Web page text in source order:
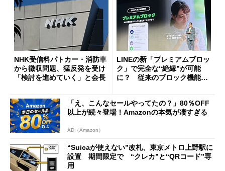
NHK受信料パトカー・消防車
から徴収問題、猛反発を受け
「検討を進めていく」と会長
LINEの新「プレミアムブロッ
ク」で完全な“絶縁”が可能
に？ 従来のブロック機能と
「え、こんなセールやってたの？」80％OFF
以上が続々登場！Amazonの本気が凄すぎる
AD（Amazon）
“Suicaが使えない”改札、東京メトロ上野駅に
設置 期間限定で “クレカ”と“QRコード”専
用